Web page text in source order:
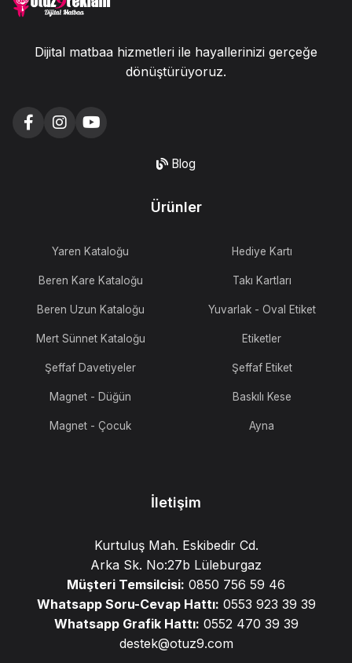
Dijital matbaa hizmetleri ile hayallerinizi gerçeğe
dönüştürüyoruz.
Blog
Ürünler
Yaren Kataloğu
Beren Kare Kataloğu
Beren Uzun Kataloğu
Mert Sünnet Kataloğu
Şeffaf Davetiyeler
Magnet - Düğün
Magnet - Çocuk
Hediye Kartı
Takı Kartları
Yuvarlak - Oval Etiket
Etiketler
Şeffaf Etiket
Baskılı Kese
Ayna
İletişim
Kurtuluş Mah. Eskibedir Cd.
Arka Sk. No:27b Lüleburgaz
Müşteri Temsilcisi: 0850 756 59 46
Whatsapp Soru-Cevap Hattı: 0553 923 39 39
Whatsapp Grafik Hattı: 0552 470 39 39
destek@otuz9.com